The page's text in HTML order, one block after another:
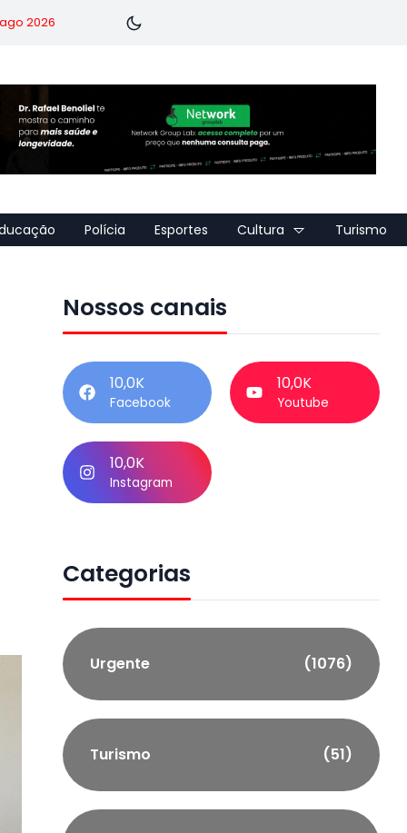
2026
Polícia Esportes Cultura Turismo
Nossos canais
10,0K
Facebook
10,0K
Youtube
10,0K
Instagram
Categorias
Urgente (1076)
Turismo (51)